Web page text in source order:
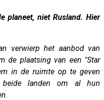
planeet, niet Rusland. Hier
verwierp het aanbod van
de plaatsing van een "Star
in de ruimte op te geven
beide landen om al hun